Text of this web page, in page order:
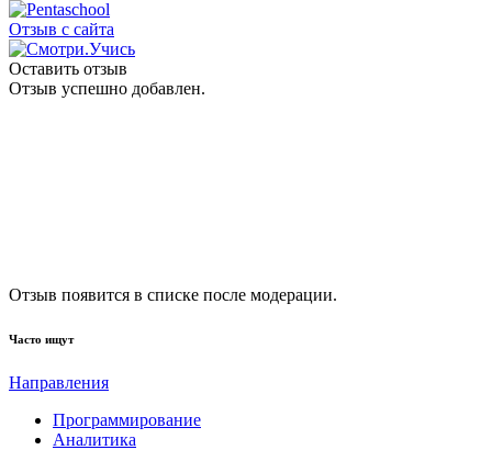
Отзыв с сайта
Оставить отзыв
Отзыв успешно добавлен.
Отзыв появится в списке после модерации.
Часто ищут
Направления
Программирование
Аналитика